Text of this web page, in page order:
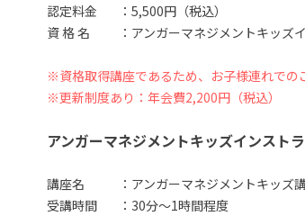
認定料金
：5,500円（税込）
資 格 名
：アンガーマネジメントキッズ
※資格取得講座であるため、お子様連れでの
※更新制度あり：年会費2,200円（税込）
アンガーマネジメントキッズインスト
講座名
：アンガーマネジメントキッズ
受講時間
：30分〜1時間程度